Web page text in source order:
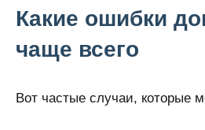
Какие ошибки
чаще всего
Вот частые случаи, которые